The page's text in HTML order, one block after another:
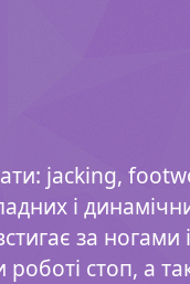
jacking,
і
за
роботі стоп, а